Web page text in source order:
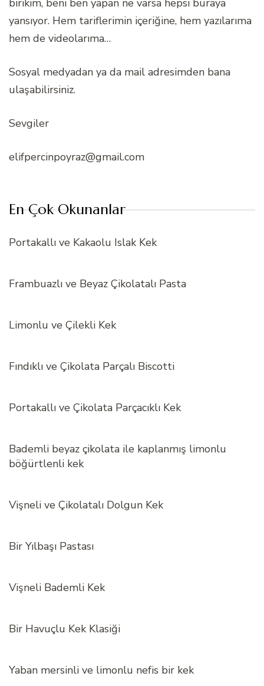
yansıyor. Hem tariflerimin içeriğine, hem yazılarıma
hem de videolarıma…
Sosyal medyadan ya da mail adresimden bana
ulaşabilirsiniz.
Sevgiler
elifpercinpoyraz@gmail.com
En Çok Okunanlar
Portakallı ve Kakaolu Islak Kek
Frambuazlı ve Beyaz Çikolatalı Pasta
Limonlu ve Çilekli Kek
Fındıklı ve Çikolata Parçalı Biscotti
Portakallı ve Çikolata Parçacıklı Kek
Bademli beyaz çikolata ile kaplanmış limonlu
böğürtlenli kek
Vişneli ve Çikolatalı Dolgun Kek
Bir Yılbaşı Pastası
Vişneli Bademli Kek
Bir Havuçlu Kek Klasiği
Yaban mersinli ve limonlu nefis bir kek